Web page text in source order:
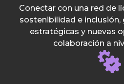
Conectar con una red de
sostenibilidad e inclusión,
estratégicas y nuevas
colaboración a